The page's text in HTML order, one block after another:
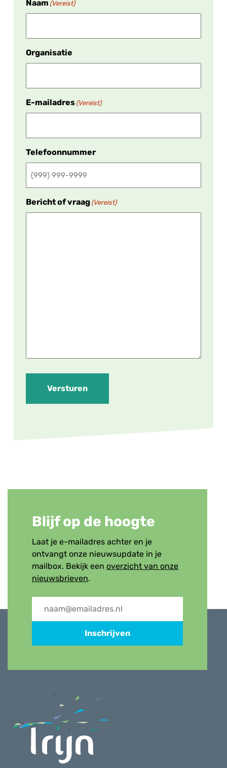
Naam (Vereist)
Organisatie
E-mailadres (Vereist)
Telefoonnummer
Bericht of vraag (Vereist)
Versturen
Blijf op de hoogte
Laat je e-mailadres achter en je
ontvangt onze nieuwsupdate in je
mailbox. Bekijk een overzicht van onze
nieuwsbrieven.
Inschrijven